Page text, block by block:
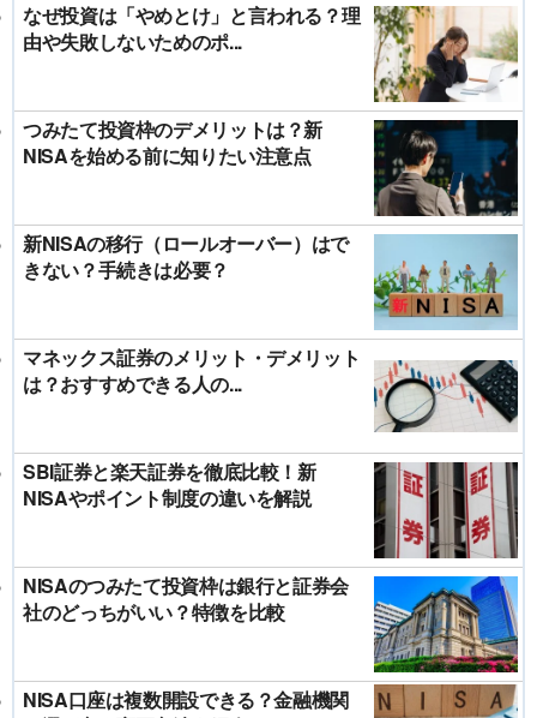
なぜ投資は「やめとけ」と言われる？理
由や失敗しないためのポ...
つみたて投資枠のデメリットは？新
NISAを始める前に知りたい注意点
新NISAの移行（ロールオーバー）はで
きない？手続きは必要？
マネックス証券のメリット・デメリット
は？おすすめできる人の...
SBI証券と楽天証券を徹底比較！新
NISAやポイント制度の違いを解説
NISAのつみたて投資枠は銀行と証券会
社のどっちがいい？特徴を比較
NISA口座は複数開設できる？金融機関